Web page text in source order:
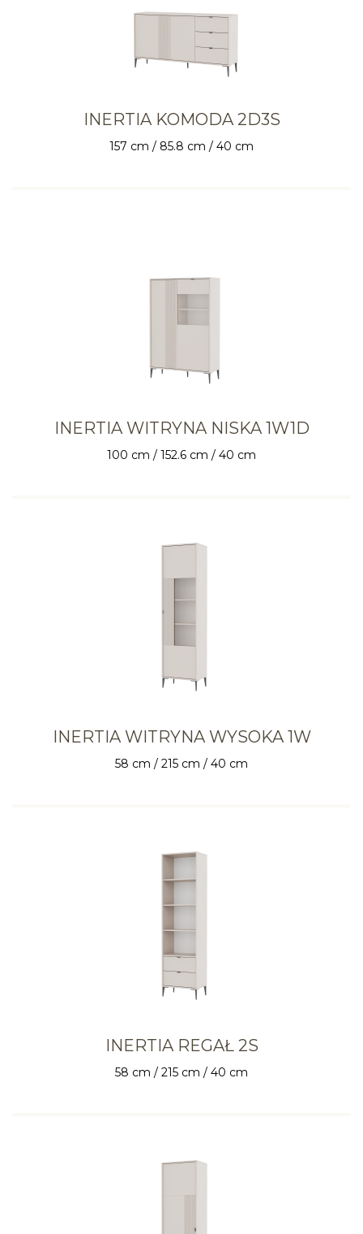
INERTIA KOMODA 2D3S
157 cm / 85.8 cm / 40 cm
INERTIA WITRYNA NISKA 1W1D
100 cm / 152.6 cm / 40 cm
INERTIA WITRYNA WYSOKA 1W
58 cm / 215 cm / 40 cm
INERTIA REGAŁ 2S
58 cm / 215 cm / 40 cm